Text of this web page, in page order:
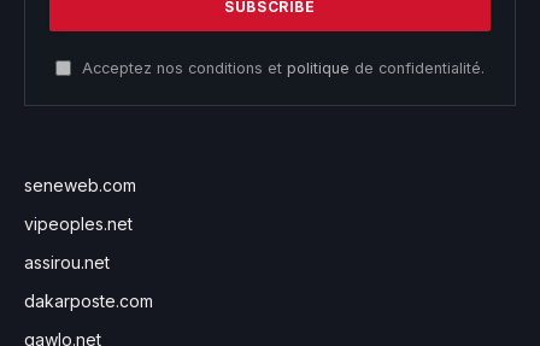
Acceptez nos conditions et politique de confidentialité.
seneweb.com
vipeoples.net
assirou.net
dakarposte.com
gawlo.net